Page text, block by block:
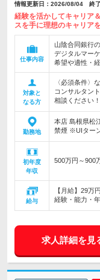
情報更新日：2026/08/04 終
経験を活かしてキャリア
スを手に理想のキャリア
仕事内容
山陰合同銀行
デジタルマー
希望や適性・
対象と
なる方
〈必須条件〉
コンサルタン
相談ください！
勤務地
本店 島根県松
禁煙 ※UIター
初年度
年収
500万円～900
給与
【月給】29
経験・能力・
求人詳細を見